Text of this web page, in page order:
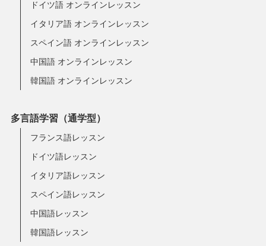
ドイツ語 オンラインレッスン
イタリア語 オンラインレッスン
スペイン語 オンラインレッスン
中国語 オンラインレッスン
韓国語 オンラインレッスン
多言語学習（通学型）
フランス語レッスン
ドイツ語レッスン
イタリア語レッスン
スペイン語レッスン
中国語レッスン
韓国語レッスン